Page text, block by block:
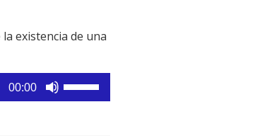
existencia de una
00:00